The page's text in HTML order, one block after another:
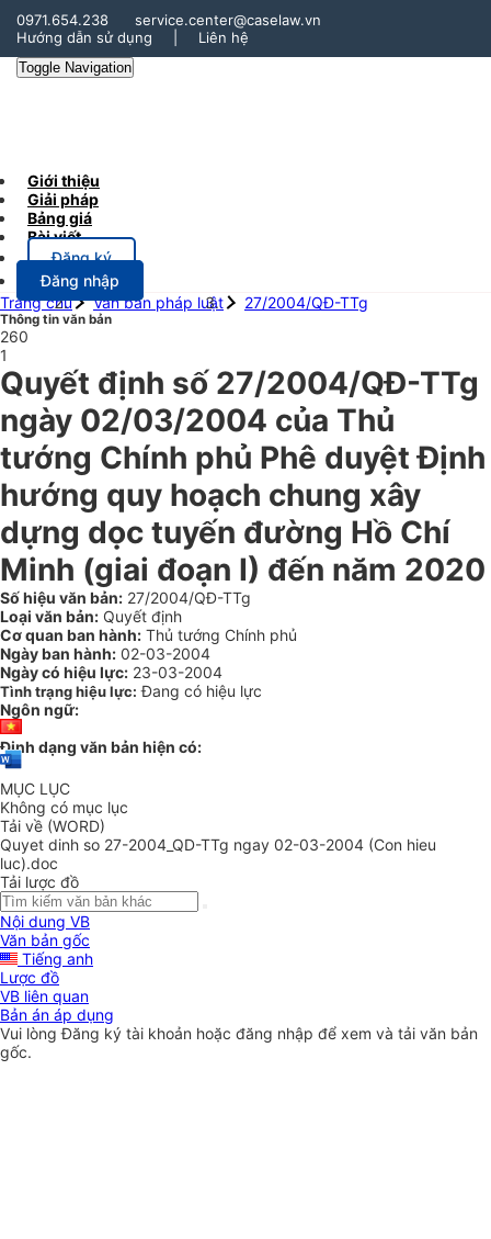
0971.654.238
service.center@caselaw.vn
Hướng dẫn sử dụng
Liên hệ
Toggle Navigation
Giới thiệu
Giải pháp
Bảng giá
Bài viết
Đăng ký
Đăng nhập
Trang chủ
Văn bản pháp luật 27/2004/QĐ-TTg
Thông tin văn bản
260
1
Quyết định số 27/2004/QĐ-TTg
ngày 02/03/2004 của Thủ
tướng Chính phủ Phê duyệt Định
hướng quy hoạch chung xây
dựng dọc tuyến đường Hồ Chí
Minh (giai đoạn I) đến năm 2020
Số hiệu văn bản: 27/2004/QĐ-TTg
Loại văn bản: Quyết định
Cơ quan ban hành: Thủ tướng Chính phủ
Ngày ban hành: 02-03-2004
Ngày có hiệu lực: 23-03-2004
Tình trạng hiệu lực: Đang có hiệu lực
Ngôn ngữ:
Định dạng văn bản hiện có:
MỤC LỤC
Không có mục lục
Tải về (WORD)
Quyet dinh so 27-2004_QD-TTg ngay 02-03-2004 (Con hieu
luc).doc
Tải lược đồ
Nội dung VB
Văn bản gốc
Tiếng anh
Lược đồ
VB liên quan
Bản án áp dụng
Vui lòngĐăng ký tài khoản hoặc đăng nhập để xem và tải văn bản
gốc.